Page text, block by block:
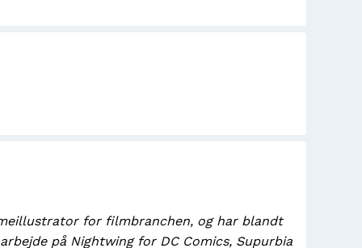
for filmbranchen, og har blandt
på Nightwing for DC Comics, Supurbia